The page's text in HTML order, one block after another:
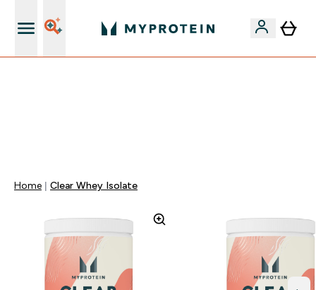
Home Clear Whey Isolate